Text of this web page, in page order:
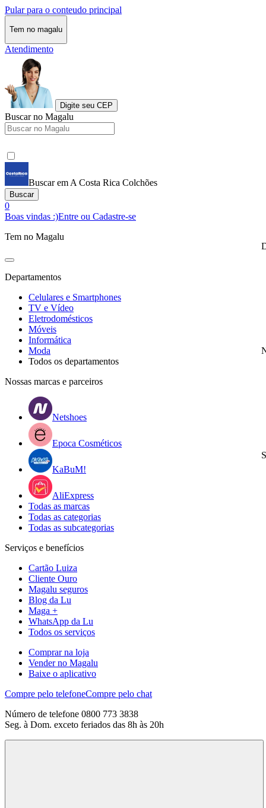
Pular para o conteudo principal
Tem no magalu
Atendimento
Digite seu CEP
Buscar no Magalu
Buscar em A Costa Rica Colchões
Buscar
0
Boas vindas :)Entre ou Cadastre-se
Tem no Magalu
Departamentos
Celulares e Smartphones
TV e Vídeo
Eletrodomésticos
Móveis
Informática
Moda
Todos os departamentos
Nossas marcas e parceiros
Netshoes
Epoca Cosméticos
KaBuM!
AliExpress
Todas as marcas
Todas as categorias
Todas as subcategorias
Serviços e benefícios
Cartão Luiza
Cliente Ouro
Magalu seguros
Blog da Lu
Maga +
WhatsApp da Lu
Todos os serviços
Comprar na loja
Vender no Magalu
Baixe o aplicativo
Compre pelo telefoneCompre pelo chat
Número de telefone 0800 773 3838
Seg. à Dom. exceto feriados das 8h às 20h